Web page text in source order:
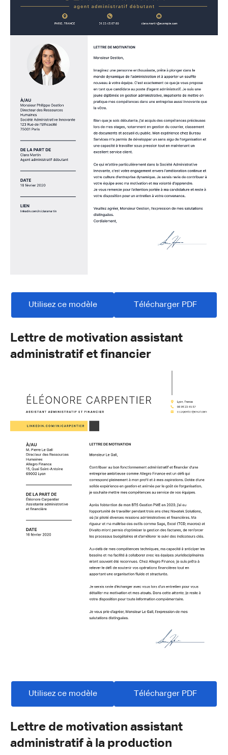
Utilisez ce modèle Télécharger PDF
Lettre de motivation assistant
administratif et financier
Utilisez ce modèle Télécharger PDF
Lettre de motivation assistant
administratif à la production